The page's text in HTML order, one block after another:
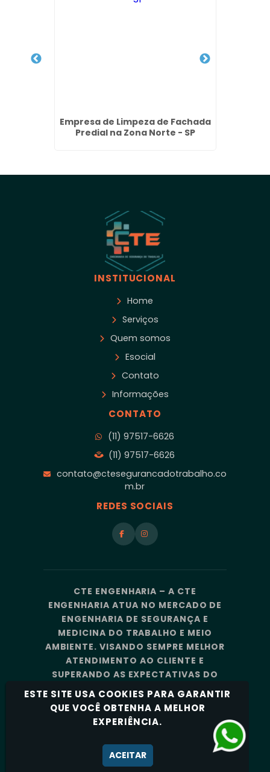
Empresa de Limpeza de Fachada
Predial na Zona Norte - SP
INSTITUCIONAL
Home
Serviços
Quem somos
Esocial
Contato
Informações
CONTATO
(11) 97517-6626
(11) 97517-6626
contato@ctesegurancadotrabalho.co
m.br
REDES SOCIAIS
CTE ENGENHARIA – A CTE
ENGENHARIA ATUA NO MERCADO DE
ENGENHARIA DE SEGURANÇA E
MEDICINA DO TRABALHO E MEIO
AMBIENTE. VISANDO SEMPRE MELHOR
ATENDIMENTO AO CLIENTE E
SUPERANDO AS EXPECTATIVAS DO
MERCADO, A CTE ENGENHARIA
CONTA COM UMA EQUIPE DE
PROFISSIONAIS ALTAMENTE
CAPACITADOS E ESPECIALIZADOS.
Política de Privacidade
ESTE SITE USA COOKIES PARA GARANTIR
QUE VOCÊ OBTENHA A MELHOR
EXPERIÊNCIA.
ACEITAR